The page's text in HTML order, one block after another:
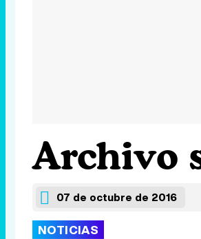
Archivo
07 de octubre de 2016
NOTICIAS